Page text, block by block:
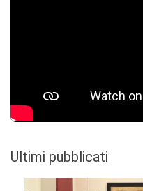
Ultimi pubblicati